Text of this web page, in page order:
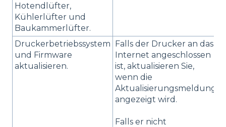
Hotendlüfter,
Kühlerlüfter und
Baukammerlüfter.
Druckerbetriebssystem
und Firmware
aktualisieren.
Falls der Drucker an das
Internet angeschlossen
ist, aktualisieren Sie,
wenn die
Aktualisierungsmeldung
angezeigt wird.
Falls er nicht